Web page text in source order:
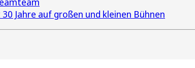
Jahre auf großen und kleinen Bühnen